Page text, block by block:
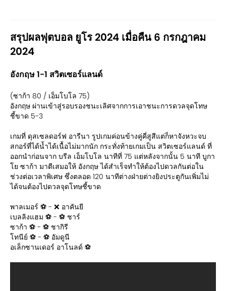
สรุปผลฟุตบอล ยูโร 2024 เมื่อคืน 6 กรกฎาคม
2024
อังกฤษ 1-1 สวิตเซอร์แลนด์
(ซาก้า 80 / เอ็มโบโล 75)
อังกฤษ ผ่านเข้าสู่รอบรองชนะเลิศจากการเอาชนะการดวลจุดโทษ
ชี้ขาด 5-3
เกมที่ ดุสเซลดอร์ฟ อารีนา รูปเกมค่อนข้างคู่คี่สูสีแต่ก็หาจังหวะจบ
สกอร์ที่ได้น้ำได้เนื้อไม่มากนัก กระทั่งท้ายเกมเป็น สวิตเซอร์แลนด์ ที่
ออกนำก่อนจาก บรีล เอ็มโบโล นาทีที่ 75 แต่หลังจากนั้น 5 นาที บูกา
โย ซาก้า มาตีเสมอให้ อังกฤษ ได้สำเร็จทำให้ต้องไปดวลกันต่อใน
ช่วงต่อเวลาพิเศษ ซึ่งตลอด 120 นาทีต่างฝ่ายต่างยิงประตูกันเพิ่มไม่
ได้จนต้องไปดวลจุดโทษชี้ขาด
พาลเมอร์ ⚽️ - ❌ อาคันยี
เบลลิงแฮม ⚽️ - ⚽️ ชาร์
ซาก้า ⚽️ - ⚽️ ชากิรี
โทนีย์ ⚽️ - ⚽️ อัมดูนี
อเล็กซานเดอร์ อาโนลด์ ⚽️